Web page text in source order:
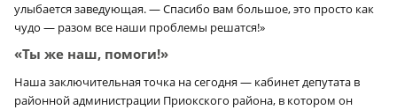
улыбается заведующая. — Спасибо вам большое, это просто как
чудо — разом все наши проблемы решатся!»
«Ты же наш, помоги!»
Наша заключительная точка на сегодня — кабинет депутата в
районной администрации Приокского района, в котором он